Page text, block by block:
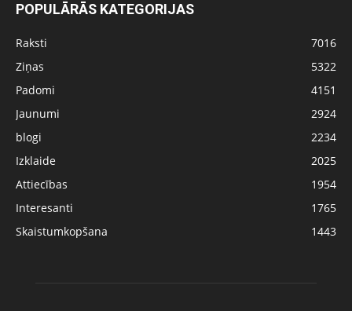
POPULĀRĀS KATEGORIJAS
Raksti
7016
Ziņas
5322
Padomi
4151
Jaunumi
2924
blogi
2234
Izklaide
2025
Attiecības
1954
Interesanti
1765
Skaistumkopšana
1443